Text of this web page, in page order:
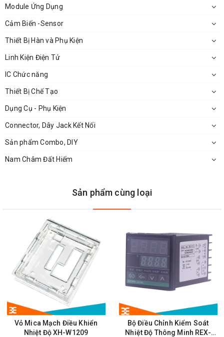
Thời gian trễ: 0.5S
Relay chịu tải dòng tối đa 20A tại 125VAC, 20A tại
14VDC
Hai chế độ hoạt:
Làm lạnh
Sưởi ấm
Lỗ gắn cố định: M3x2
Môi trường hoạt động:
Nhiệt độ -10 ~ 60 ℃
Độ ẩm 20% -85%
Kích thước 60x43x16mm
Module Ứng Dụng
Cảm Biến -Sensor
Thiết Bị Hàn và Phụ Kiện
Linh Kiện Điện Tử
IC Chức năng
Thiết Bị Chế Tạo
Dụng Cụ - Phụ Kiện
Connector, Dây Jack Kết Nối
Sản phẩm Combo, DIY
Nam Châm Đất Hiếm
Sản phẩm cùng loại
Vỏ Mica Mạch Điều Khiển
Nhiệt Độ XH-W1209
Bộ Điều Chỉnh Kiểm Soát
Nhiệt Độ Thông Minh REX-